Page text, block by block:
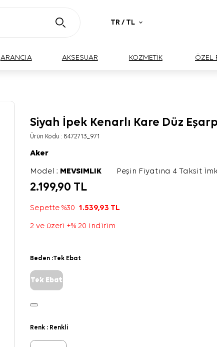
TR / TL
ARANCIA AKSESUAR KOZMETİK ÖZEL
Siyah İpek Kenarlı Kare Düz Eşarp
Ürün Kodu : 8472713_971
Aker
Model : MEVSIMLIK Peşin Fiyatına 4 Taksit
2.199,90 TL
Sepette %301.539,93 TL
2 ve üzeri +% 20 indirim
Beden :Tek Ebat
Tek Ebat
Renk : Renkli